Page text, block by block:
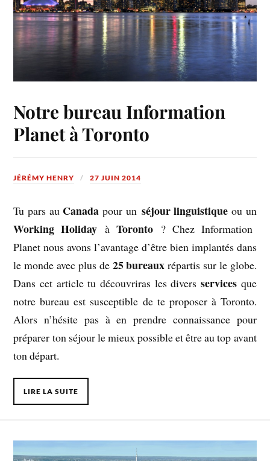
Notre bureau Information
Planet à Toronto
JÉRÉMY HENRY 27 JUIN 2014
Tu pars au Canada pour un séjour linguistique ou un
Working Holiday àToronto ? Chez Information
Planet nous avons l’avantage d’être bien implantés dans
le monde avec plus de 25 bureaux répartis sur le globe.
Dans cet article tu découvriras les divers servicesque
notre bureau est susceptible de te proposer à Toronto.
Alors n’hésite pas à en prendre connaissance pour
préparer ton séjour le mieux possible et être au top avant
ton départ.
LIRE LA SUITE